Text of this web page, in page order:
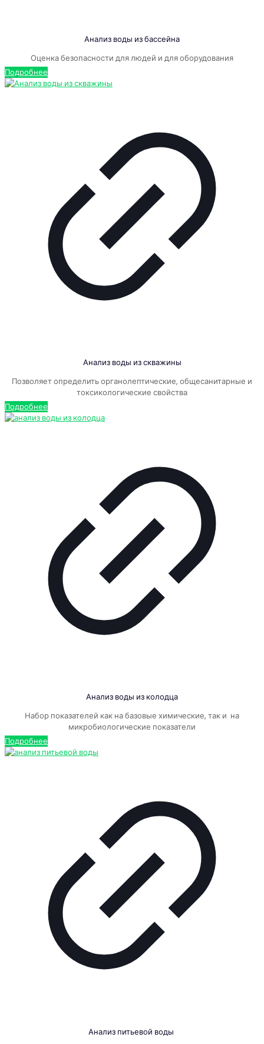
Анализ воды из бассейна
Оценка безопасности для людей и для оборудования
Подробнее
Анализ воды из скважины
Позволяет определить органолептические, общесанитарные и
токсикологические свойства
Подробнее
Анализ воды из колодца
Набор показателей как на базовые химические, так и на
микробиологические показатели
Подробнее
Анализ питьевой воды